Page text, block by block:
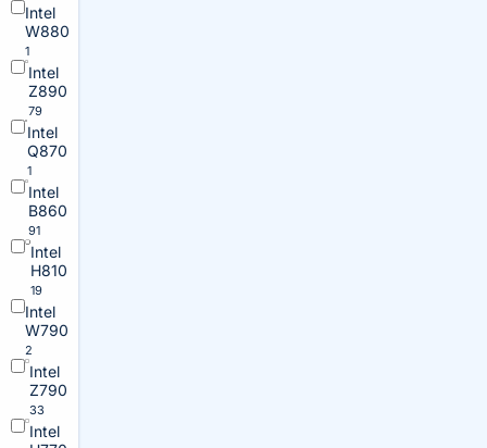
Intel
W880
1
Intel
Z890
79
Intel
Q870
1
Intel
B860
91
Intel
H810
19
Intel
W790
2
Intel
Z790
33
Intel